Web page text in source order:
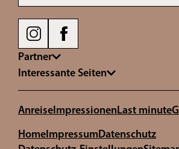
Partner
Interessante Seiten
AnreiseImpressionenLast minute
HomeImpressumDatenschutz